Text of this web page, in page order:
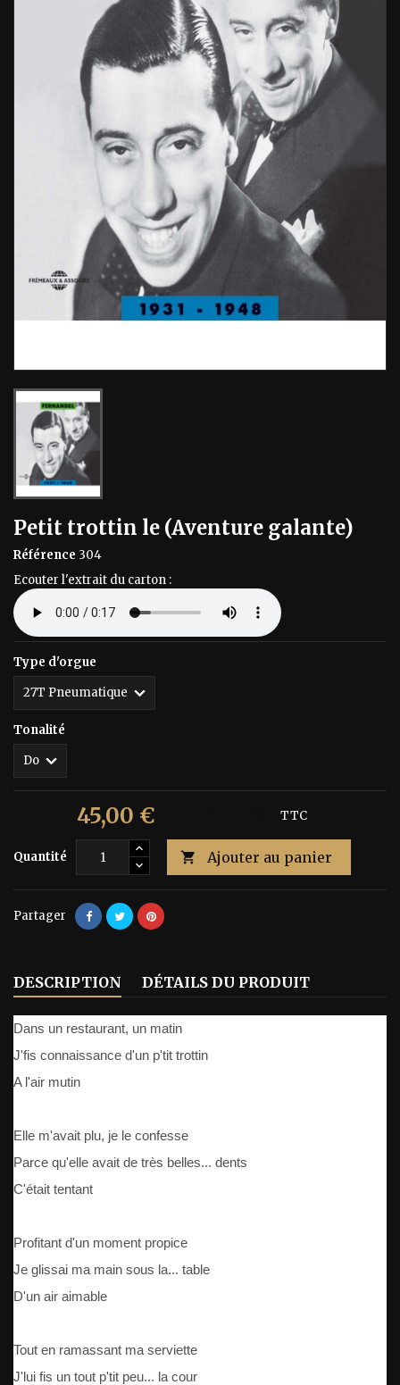
Petit trottin le (Aventure galante)
Référence 304
Ecouter l'extrait du carton :
Type d'orgue
Tonalité
45,00 € TTC
Quantité  Ajouter au panier
Partager
DESCRIPTION DÉTAILS DU PRODUIT
Dans un restaurant, un matin
J'fis connaissance d'un p'tit trottin
A l'air mutin
Elle m'avait plu, je le confesse
Parce qu'elle avait de très belles... dents
C'était tentant
Profitant d'un moment propice
Je glissai ma main sous la... table
D'un air aimable
Tout en ramassant ma serviette
J'lui fis un tout p'tit peu... la cour